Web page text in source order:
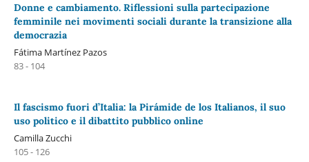
Donne e cambiamento. Riflessioni sulla partecipazione
femminile nei movimenti sociali durante la transizione alla
democrazia
Fátima Martínez Pazos
83 - 104
Il fascismo fuori d’Italia: la Pirámide de los Italianos, il suo
uso politico e il dibattito pubblico online
Camilla Zucchi
105 - 126